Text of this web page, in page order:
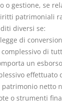
o gestione, se
patrimoniali
diversi se:
di
di
un
netto
o strumenti